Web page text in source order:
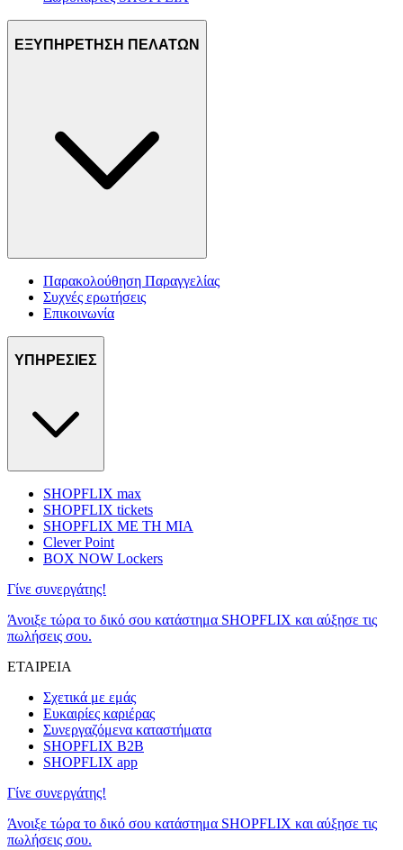
ΕΞΥΠΗΡΕΤΗΣΗ ΠΕΛΑΤΩΝ
Παρακολούθηση Παραγγελίας
Συχνές ερωτήσεις
Επικοινωνία
ΥΠΗΡΕΣΙΕΣ
SHOPFLIX max
SHOPFLIX tickets
SHOPFLIX ΜΕ ΤΗ ΜΙΑ
Clever Point
BOX NOW Lockers
Γίνε συνεργάτης!
Άνοιξε τώρα το δικό σου κατάστημα SHOPFLIX και αύξησε τις
πωλήσεις σου.
ΕΤΑΙΡΕΙΑ
Σχετικά με εμάς
Ευκαιρίες καριέρας
Συνεργαζόμενα καταστήματα
SHOPFLIX B2B
SHOPFLIX app
Γίνε συνεργάτης!
Άνοιξε τώρα το δικό σου κατάστημα SHOPFLIX και αύξησε τις
πωλήσεις σου.